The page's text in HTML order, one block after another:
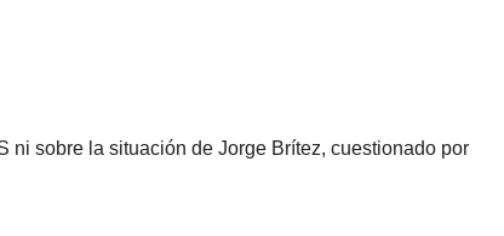
ni sobre la situación de Jorge Brítez, cuestionado por